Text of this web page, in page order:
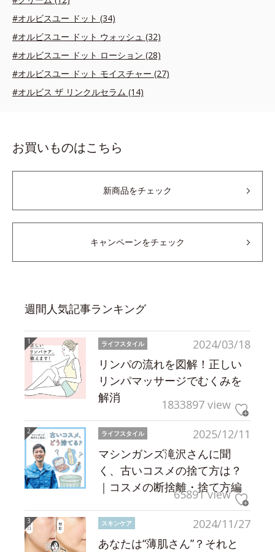
#オルビスユー ドット (34)
#オルビスユー ドット ウォッシュ (32)
#オルビスユー ドット ローション (28)
#オルビスユー ドット モイスチャー (27)
#オルビス ザ リンクルセラム (14)
お買いものはこちら
新商品をチェック
キャンペーンをチェック
週間人気記事ランキング
2024/03/18
ライフスタイル
リンパの流れを図解！正しい
リンパマッサージでむくみを
解消
1833897 view
2025/12/11
ライフスタイル
マシンガンズ滝沢さんに聞
く、古いコスメの捨て方は？
｜コスメの断捨離・捨て方編
65891 view
2024/11/27
スキンケア
あなたは“薄肌さん”？それと